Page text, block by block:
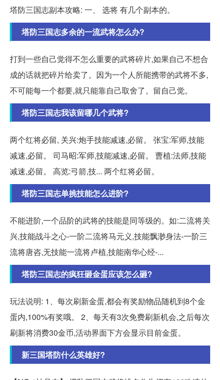
塔防三国志副本攻略: 一、 选将 有几个副本的。
塔防三国志多余的一流武将怎么办?
打到一些自己觉得不怎么重要的武将碎片,如果自己不想合
成的话就把碎片给卖了。因为一个人所能携带的武将不多,
不可能每一个都要,就只能靠自己取舍了。留自己觉。
塔防三国志我该留哪几个武将?
两个红将必留, 关兴:炮手技能减速,必留。 张宝:军师,技能
减速,必留。 司马昭:军师,技能减速,必留。 曹植:法师,技能
减速,必留。 高览:弓箭,技... 两个红将必留。
塔防三国志单挑技能怎么进阶?
不能进阶,一个品阶的武将的技能是同等级的。如:二流将关
兴,技能战斗之心-一阶二流将马元义,技能飘渺身法-一阶三
流将唐咨,无技能一流将卢植,技能南华心经-...
塔防三国志的疯狂砸金蛋应该怎么砸?
玩法说明: 1、每次刷新金蛋,都会有奖励物品随机到8个金
蛋内,100%有奖哦。 2、每天有3次免费刷新机会,之后每次
刷新将消费30金币,活动界面下方会显示目前金蛋。
新三国塔防什么英雄好?